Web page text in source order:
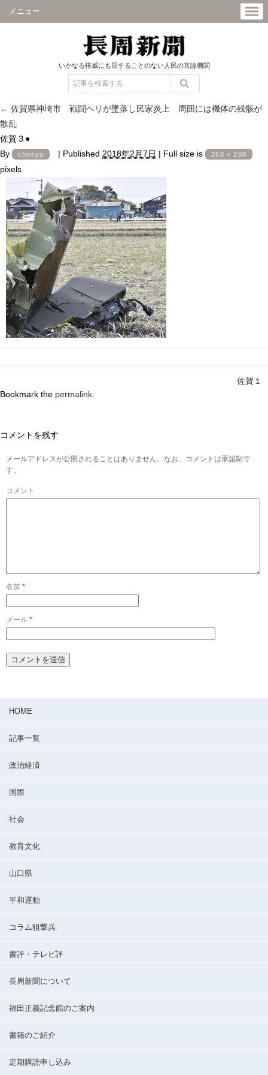
メニュー
いかなる権威にも屈することのない人民の言論機関
← 佐賀県神埼市 戦闘ヘリが墜落し民家炎上 周囲には機体の残骸が
散乱
佐賀３●
By
chosyu | Published 2018年2月7日 | Full size is 268 × 268
pixels
佐賀１
Bookmark the permalink
コメントを残す
メールアドレスが公開されることはありません。なお、コメントは承認制で
す。
コメント
名前 *
メール *
HOME
記事一覧
政治経済
国際
社会
教育文化
山口県
平和運動
コラム狙撃兵
書評・テレビ評
長周新聞について
福田正義記念館のご案内
書籍のご紹介
定期購読申し込み